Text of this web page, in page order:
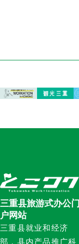
三重县旅游式办公门
户网站
三重县就业和经济
部，县内产品推广科